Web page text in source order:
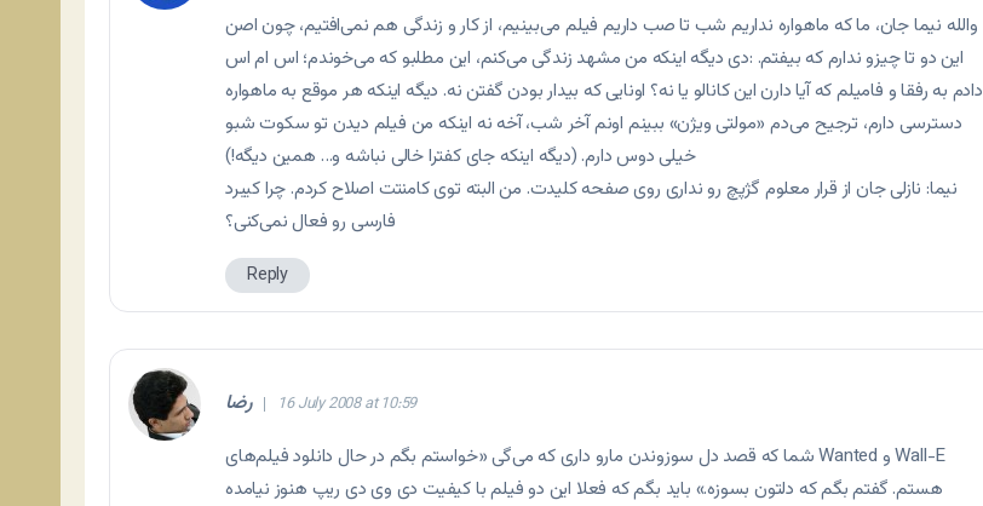
والله نیما جان، ما که ماهواره نداریم شب تا صب داریم فیلم می‌بینیم، از کار و زندگی هم نمی‌افتیم، چون اصن
این دو تا چیزو ندارم که بیفتم. :دی دیگه اینکه من مشهد زندگی می‌کنم، این مطلبو که می‌خوندم؛ اس ام اس
دادم به رفقا و فامیلم که آیا دارن این کانالو یا نه؟ اونایی که بیدار بودن گفتن نه. دیگه اینکه هر موقع به ماهواره
دسترسی دارم، ترجیح می‌دم «مولتی ویژن» ببینم اونم آخر شب، آخه نه اینکه من فیلم دیدن تو سکوت شبو
خیلی دوس دارم. (دیگه اینکه جای کفترا خالی نباشه و… همین دیگه!)
نیما: نازلی جان از قرار معلوم گژپچ رو نداری روی صفحه کلیدت. من البته توی کامنتت اصلاح کردم. چرا کیبرد
فارسی رو فعال نمی‌کنی؟
Reply
رضا 16 July 2008 at 10:59
شما که قصد دل سوزوندن مارو داری که می‌گی «خواستم بگم در حال دانلود فیلم‌های Wanted و Wall-E
هستم. گفتم بگم که دلتون بسوزه.» باید بگم که فعلا این دو فیلم با کیفیت دی وی دی ریپ هنوز نیامده